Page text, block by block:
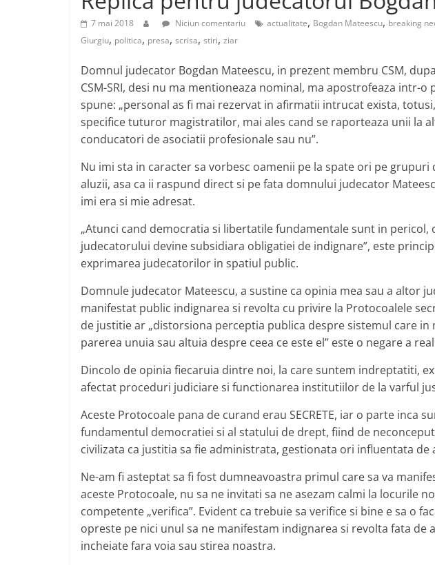
7 mai 2018 Niciun comentariu actualitate, Bogdan Mateescu, breaking
Giurgiu, politica, presa, scrisa, stiri, ziar
Domnul judecator Bogdan Mateescu, in prezent membru CSM,
CSM-SRI, desi nu ma mentioneaza nominal, ma apostrofeaza intr-o
spune: „personal as fi mai rezervat in afirmatii intrucat exista,
specifice tuturor magistratilor, mai ales cand se raporteaza unii la
conducatori de asociatii profesionale sau nu”.
Nu imi sta in caracter sa vorbesc oamenii pe la spate ori pe grupuri
aluzii, asa ca ii raspund direct si pe fata domnului judecator
imi era si mie adresat.
„Atunci cand democratia si libertatile fundamentale sunt in pericol,
judecatorului devine subsidiara obligatiei de indignare”, este
exprimarea judecatorilor in spatiul public.
Domnule judecator Mateescu, a sustine ca opinia mea sau a altor
manifestat public indignarea si revolta cu privire la Protocoalele
de justitie ar „distorsiona perceptia publica despre sistemul care in
parerea unuia sau altuia despre ceea ce este el” este o negare a
Dincolo de opinia fiecaruia dintre noi, la care suntem indreptatiti,
afectat proceduri judiciare si functionarea institutiilor de la varful
Aceste Protocoale pana de curand erau SECRETE, iar o parte inca
fundamentul democratiei si al statului de drept, fiind de
civilizata ca justitia sa fie administrata, gestionata ori influentata de
Ne-am fi asteptat sa fi fost dumneavoastra primul care sa va
aceste Protocoale, nu sa ne invitati sa ne asezam calmi la locurile
competente „verifica”. Evident ca trebuie sa verifice si bine e sa o
opreste pe nici unul sa ne manifestam indignarea si revolta fata de
incheiate fara voia sau stirea noastra.